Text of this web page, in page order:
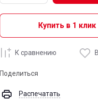
Купить в 1 клик
К сравнению
Поделиться
Распечатать